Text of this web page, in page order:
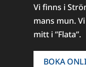
Vi finns i
mans mun.
mitt i ”Flata”.
BOKA